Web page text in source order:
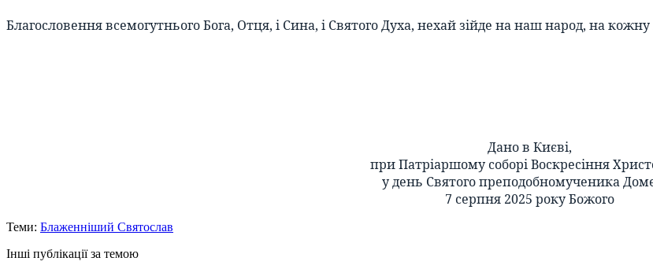
Благословення всемогутнього Бога, Отця, і Сина, і Святого Духа, нехай зійде на наш народ, на
Дано в Києві,
при Патріаршому соборі Воскресіння
у день Святого преподобномученика
7 серпня 2025 року Божого
Теми: Блаженніший Святослав
Інші публікації за темою